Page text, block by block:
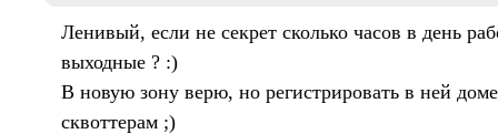
Ленивый, если не секрет сколько часов в день
выходные ? :)
В новую зону верю, но регистрировать в ней
сквоттерам ;)